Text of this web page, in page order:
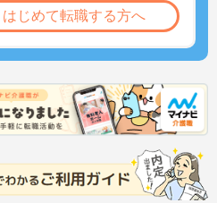
はじめて転職する方へ